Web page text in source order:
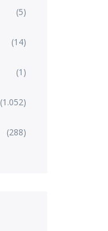
(5)
(14)
(1)
(1.052)
(288)